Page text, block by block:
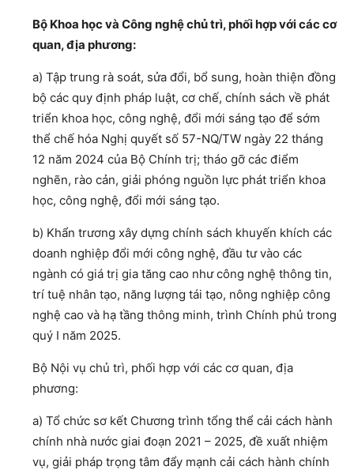
Bộ Khoa học và Công nghệ chủ trì, phối hợp với các cơ
quan, địa phương:
a) Tập trung rà soát, sửa đổi, bổ sung, hoàn thiện đồng
bộ các quy định pháp luật, cơ chế, chính sách về phát
triển khoa học, công nghệ, đổi mới sáng tạo để sớm
thể chế hóa Nghị quyết số 57-NQ/TW ngày 22 tháng
12 năm 2024 của Bộ Chính trị; tháo gỡ các điểm
nghẽn, rào cản, giải phóng nguồn lực phát triển khoa
học, công nghệ, đổi mới sáng tạo.
b) Khẩn trương xây dựng chính sách khuyến khích các
doanh nghiệp đổi mới công nghệ, đầu tư vào các
ngành có giá trị gia tăng cao như công nghệ thông tin,
trí tuệ nhân tạo, năng lượng tái tạo, nông nghiệp công
nghệ cao và hạ tầng thông minh, trình Chính phủ trong
quý I năm 2025.
Bộ Nội vụ chủ trì, phối hợp với các cơ quan, địa
phương:
a) Tổ chức sơ kết Chương trình tổng thể cải cách hành
chính nhà nước giai đoạn 2021 – 2025, đề xuất nhiệm
vụ, giải pháp trọng tâm đẩy mạnh cải cách hành chính